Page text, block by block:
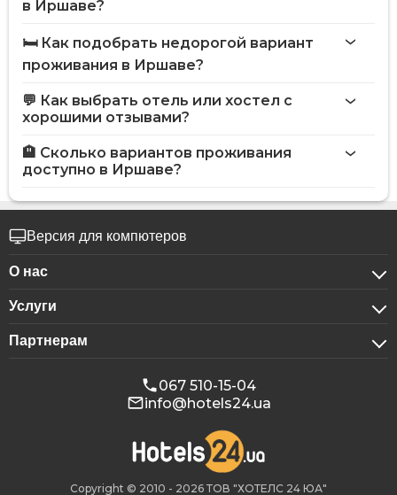
в Иршаве?
🛏️ Как подобрать недорогой вариант
проживания в Иршаве?
💬 Как выбрать отель или хостел с
хорошими отзывами?
🏨 Сколько вариантов проживания
доступно в Иршаве?
Версия для компютеров
О нас
О компании
Конфиденциальность
Публичная оферта
Наши партнеры
Реклама на Hotels24
Услуги
Для бизнес-клиентов
Бронирование для групп
Конференц-залы
Партнерам
Программа для аффилиатов
067 510-15-04
info@hotels24.ua
Copyright © 2010 - 2026 ТОВ "ХОТЕЛС 24 ЮА"